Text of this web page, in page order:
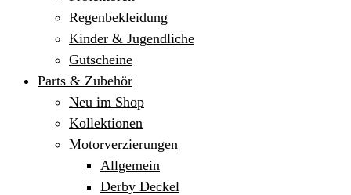
Regenbekleidung
Kinder & Jugendliche
Gutscheine
Parts & Zubehör
Neu im Shop
Kollektionen
Motorverzierungen
Allgemein
Derby Deckel